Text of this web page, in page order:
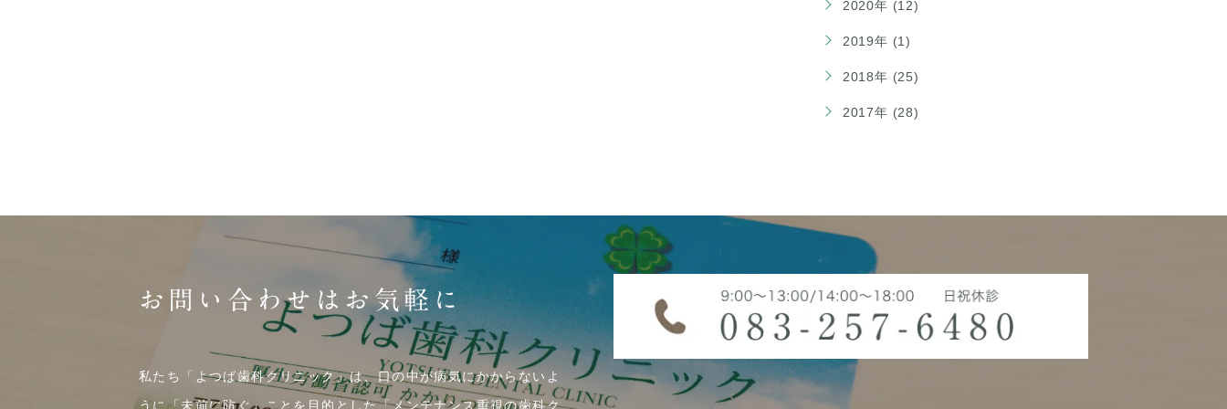
2020年 (12)
2019年 (1)
2018年 (25)
2017年 (28)
お問い合わせはお気軽に
私たち「よつば歯科クリニック」は、口の中が病気にかからないよ
うに「未前に防ぐ」ことを目的とした「メンテナンス重視の歯科ク